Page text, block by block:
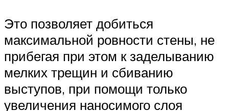
Это позволяет добиться
максимальной ровности стены, не
прибегая при этом к заделыванию
мелких трещин и сбиванию
выступов, при помощи только
увеличения наносимого слоя